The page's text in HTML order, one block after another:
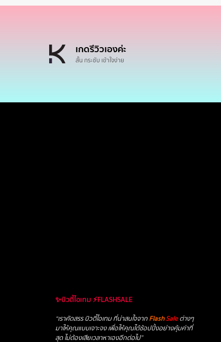
เกดรีวิวเองค่ะ
สั้น กระชับ เข้าใจง่าย
✨บิวตี้ไอเทม ⚡FLASHSALE
“เราคัดสรร บิวตี้ไอเทม ที่น่าสนใจจาก FlashSaleต่างๆ
มาให้คุณแบบเจาะจง เพื่อให้คุณได้ช้อปปิ้งอย่างคุ้มค่าที่
สุด ไม่ต้องเสียเวลาหาเองอีกต่อไป”